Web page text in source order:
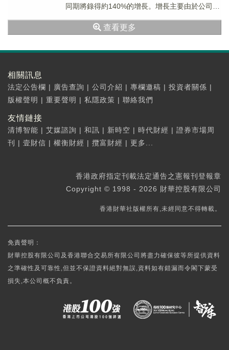
同期將錄得約140%的增長。增長主要由於公司持
查看更多
相關訊息
法定公告欄 | 廣告查詢 | 公司介紹 | 專欄邀稿 | 投資者關係 |
版權聲明 | 重要聲明 | 私隱政策 | 聯絡我們
友情鏈接
清博智能 | 艾媒諮詢 | 和訊 | 新時空 | 時代財經 | 證券市場周
刊
| 壹財信 | 權衡財經 | 攬富財經 | 更多...
香港政府指定刊載法定通告之憲報刊登報章
Copyright © 1998 - 2026 財華控股有限公司
香港財華社版權所有,未經同意不得轉載。
免責聲明：
財華控股有限公司及香港聯合交易所有限公司將盡力確保彼等所提供資料
之準確性及可靠性,但並不保證資料絕對無誤,資料如有錯漏而令閣下蒙受
損失,本公司概不負責。